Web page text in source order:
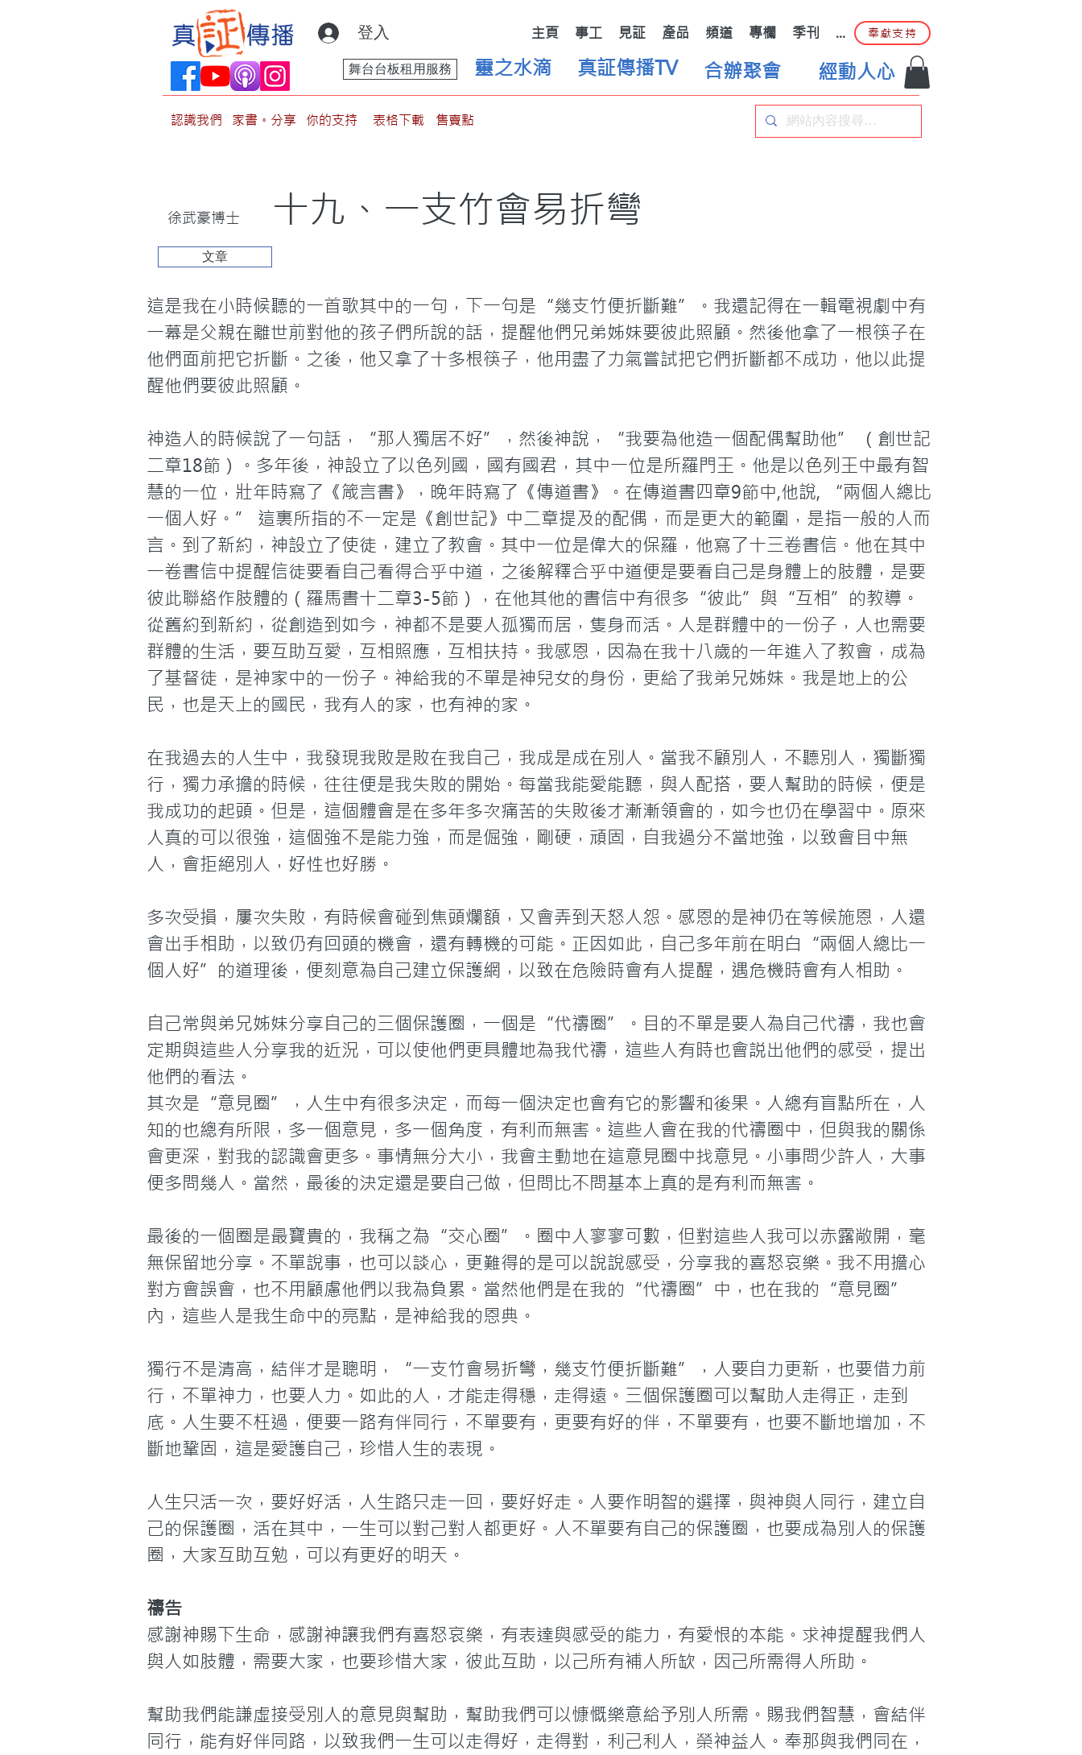
登入 主頁 事工 見証 產品 頻道 專欄 季刊 ... 奉獻支持
靈之水滴
舞台台板租用服務 真証傳播TV 合辦聚會 經動人心
認識我們 家書。分享 你的支持 表格下載 售賣點
徐武豪博士 十九、一支竹會易折彎
文章
這是我在小時候聽的一首歌其中的一句，下一句是“幾支竹便折斷難”。我還記得在一輯電視劇中有
一幕是父親在離世前對他的孩子們所說的話，提醒他們兄弟姊妹要彼此照顧。然後他拿了一根筷子在
他們面前把它折斷。之後，他又拿了十多根筷子，他用盡了力氣嘗試把它們折斷都不成功，他以此提
醒他們要彼此照顧。
神造人的時候說了一句話，“那人獨居不好”，然後神說，“我要為他造一個配偶幫助他” （創世記
二章18節）。多年後，神設立了以色列國，國有國君，其中一位是所羅門王。他是以色列王中最有智
慧的一位，壯年時寫了《箴言書》，晚年時寫了《傳道書》。在傳道書四章9節中,他說, “兩個人總比
一個人好。” 這裏所指的不一定是《創世記》中二章提及的配偶，而是更大的範圍，是指一般的人而
言。到了新約，神設立了使徒，建立了教會。其中一位是偉大的保羅，他寫了十三卷書信。他在其中
一卷書信中提醒信徒要看自己看得合乎中道，之後解釋合乎中道便是要看自己是身體上的肢體，是要
彼此聯絡作肢體的（羅馬書十二章3-5節），在他其他的書信中有很多“彼此”與“互相”的教導。
從舊約到新約，從創造到如今，神都不是要人孤獨而居，隻身而活。人是群體中的一份子，人也需要
群體的生活，要互助互愛，互相照應，互相扶持。我感恩，因為在我十八歲的一年進入了教會，成為
了基督徒，是神家中的一份子。神給我的不單是神兒女的身份，更給了我弟兄姊妹。我是地上的公
民，也是天上的國民，我有人的家，也有神的家。
在我過去的人生中，我發現我敗是敗在我自己，我成是成在別人。當我不顧別人，不聽別人，獨斷獨
行，獨力承擔的時候，往往便是我失敗的開始。每當我能愛能聽，與人配搭，要人幫助的時候，便是
我成功的起頭。但是，這個體會是在多年多次痛苦的失敗後才漸漸領會的，如今也仍在學習中。原來
人真的可以很強，這個強不是能力強，而是倔強，剛硬，頑固，自我過分不當地強，以致會目中無
人，會拒絕別人，好性也好勝。
多次受損，屢次失敗，有時候會碰到焦頭爛額，又會弄到天怒人怨。感恩的是神仍在等候施恩，人還
會出手相助，以致仍有回頭的機會，還有轉機的可能。正因如此，自己多年前在明白“兩個人總比一
個人好”的道理後，便刻意為自己建立保護網，以致在危險時會有人提醒，遇危機時會有人相助。
自己常與弟兄姊妹分享自己的三個保護圈，一個是“代禱圈”。目的不單是要人為自己代禱，我也會
定期與這些人分享我的近況，可以使他們更具體地為我代禱，這些人有時也會説出他們的感受，提出
他們的看法。
其次是“意見圈”，人生中有很多決定，而每一個決定也會有它的影響和後果。人總有盲點所在，人
知的也總有所限，多一個意見，多一個角度，有利而無害。這些人會在我的代禱圈中，但與我的關係
會更深，對我的認識會更多。事情無分大小，我會主動地在這意見圈中找意見。小事問少許人，大事
便多問幾人。當然，最後的決定還是要自己做，但問比不問基本上真的是有利而無害。
最後的一個圈是最寶貴的，我稱之為“交心圈”。圈中人寥寥可數，但對這些人我可以赤露敞開，毫
無保留地分享。不單說事，也可以談心，更難得的是可以說說感受，分享我的喜怒哀樂。我不用擔心
對方會誤會，也不用顧慮他們以我為負累。當然他們是在我的“代禱圈”中，也在我的“意見圈”
內，這些人是我生命中的亮點，是神給我的恩典。
獨行不是清高，結伴才是聰明，“一支竹會易折彎，幾支竹便折斷難”，人要自力更新，也要借力前
行，不單神力，也要人力。如此的人，才能走得穩，走得遠。三個保護圈可以幫助人走得正，走到
底。人生要不枉過，便要一路有伴同行，不單要有，更要有好的伴，不單要有，也要不斷地增加，不
斷地鞏固，這是愛護自己，珍惜人生的表現。
人生只活一次，要好好活，人生路只走一回，要好好走。人要作明智的選擇，與神與人同行，建立自
己的保護圈，活在其中，一生可以對己對人都更好。人不單要有自己的保護圈，也要成為別人的保護
圈，大家互助互勉，可以有更好的明天。
禱告
感謝神賜下生命，感謝神讓我們有喜怒哀樂，有表達與感受的能力，有愛恨的本能。求神提醒我們人
與人如肢體，需要大家，也要珍惜大家，彼此互助，以己所有補人所缼，因己所需得人所助。
幫助我們能謙虛接受別人的意見與幫助，幫助我們可以慷慨樂意給予別人所需。賜我們智慧，會結伴
同行，能有好伴同路，以致我們一生可以走得好，走得對，利己利人，榮神益人。奉那與我們同在，